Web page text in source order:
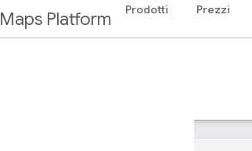
Maps Platform Prodotti Prezzi